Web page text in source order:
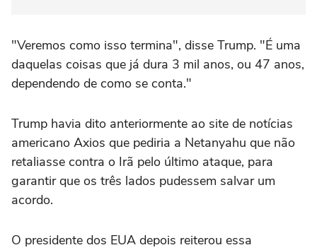
"Veremos como isso termina", disse Trump. "É uma
daquelas coisas que já dura 3 mil anos, ou 47 anos,
dependendo de como se conta."
Trump havia dito anteriormente ao site de notícias
americano Axios que pediria a Netanyahu que não
retaliasse contra o Irã pelo último ataque, para
garantir que os três lados pudessem salvar um
acordo.
O presidente dos EUA depois reiterou essa